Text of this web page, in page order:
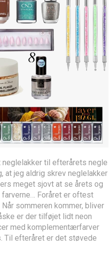
neglelakker til efterårets negle
at jeg aldrig skrev neglelakker
meget sjovt at se årets og
Foråret er oftest
sommeren kommer, bliver
er der tilføjet lidt neon
med komplementærfarver
Til efteråret er det støvede